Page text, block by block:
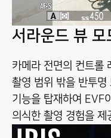
서라운드 뷰 모
카메라 전면의 컨트롤
촬영 범위 밖을 반투
기능을 탑재하여 EVF
의식한 촬영 경험을 제